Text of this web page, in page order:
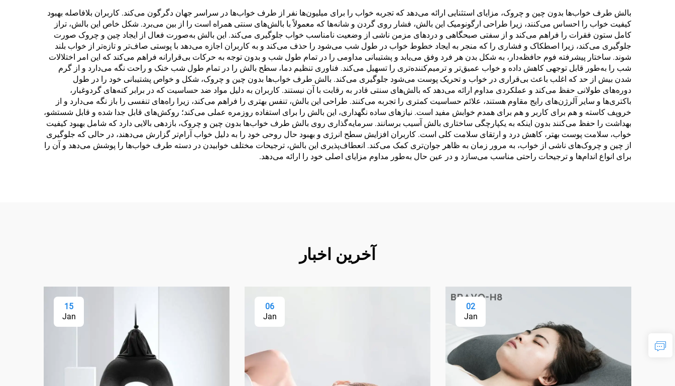
بالش طرف خواب‌ها بدون چین و چروک، مزایای استثنایی ارائه می‌دهد که تجربه خواب را برای میلیون‌ها نفر از طرف خواب‌ها در سراسر جهان دگرگون می‌کند. کاربران بلافاصله بهبود
کیفیت خواب را احساس می‌کنند، زیرا طراحی ارگونومیک این بالش، فشار روی گردن و شانه‌ها که معمولاً با بالش‌های سنتی همراه است را از بین می‌برد. شکل خاص این بالش، تراز
کامل ستون فقرات را فراهم می‌کند و از سفتی صبحگاهی و دردهای مزمن ناشی از وضعیت نامناسب خواب جلوگیری می‌کند. این بالش به‌صورت فعال از ایجاد چین و چروک صورت
جلوگیری می‌کند، زیرا اصطکاک و فشاری را که منجر به ایجاد خطوط خواب در طول شب می‌شود را حذف می‌کند و به کاربران اجازه می‌دهد با پوستی صاف‌تر و تازه‌تر از خواب بلند
شوند. ساختار پیشرفته فوم حافظه‌دار، به شکل بدن هر فرد وفق می‌یابد و پشتیبانی مداومی را در تمام طول شب و بدون توجه به حرکات بی‌قرارانه فراهم می‌کند که این امر اختلالات
شب را به‌طور قابل توجهی کاهش داده و خواب عمیق‌تر و ترمیم‌کننده‌تری را تسهیل می‌کند. فناوری تنظیم دما، سطح بالش را در تمام طول شب خنک و راحت نگه می‌دارد و از گرم
شدن بیش از حد که اغلب باعث بی‌قراری در خواب و تحریک پوست می‌شود جلوگیری می‌کند. بالش طرف خواب‌ها بدون چین و چروک، شکل و خواص پشتیبانی خود را در طول
دوره‌های طولانی حفظ می‌کند و عملکردی مداوم ارائه می‌دهد که بالش‌های سنتی قادر به رقابت با آن نیستند. کاربران به دلیل مواد ضد حساسیت که در برابر کنه‌های گردوغبار،
باکتری‌ها و سایر آلرژن‌های رایج مقاوم هستند، علائم حساسیت کمتری را تجربه می‌کنند. طراحی این بالش، تنفس بهتری را فراهم می‌کند، زیرا راه‌های تنفسی را باز نگه می‌دارد و از
خروپف کاسته و هم برای کاربر و هم برای همدم خوابش مفید است. نیازهای ساده نگهداری، این بالش را برای استفاده روزمره عملی می‌کند؛ روکش‌های قابل جدا شده و قابل شستشو،
بهداشت را حفظ می‌کنند بدون اینکه به یکپارچگی ساختاری بالش آسیب برسانند. سرمایه‌گذاری روی بالش طرف خواب‌ها بدون چین و چروک، بازدهی بالایی دارد که شامل بهبود کیفیت
خواب، سلامت پوست بهتر، کاهش درد و ارتقای سلامت کلی است. کاربران افزایش سطح انرژی و بهبود حال روحی خود را به دلیل خواب آرام‌تر گزارش می‌دهند، در حالی که جلوگیری
از چین و چروک‌های ناشی از خواب، به مرور زمان به ظاهر جوان‌تری کمک می‌کند. انعطاف‌پذیری این بالش، ترجیحات مختلف خوابیدن در دسته طرف خواب‌ها را پوشش می‌دهد و آن را
برای انواع اندام‌ها و ترجیحات راحتی مناسب می‌سازد و در عین حال به‌طور مداوم مزایای اصلی خود را ارائه می‌دهد.
آخرین اخبار
02
Jan
06
Jan
15
Jan